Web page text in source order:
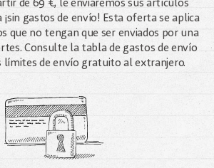
de 69 €, le enviaremos sus artículos
gastos de envío! Esta oferta se aplica
que no tengan que ser enviados por una
Consulte la tabla de gastos de envío
límites de envío gratuito al extranjero.